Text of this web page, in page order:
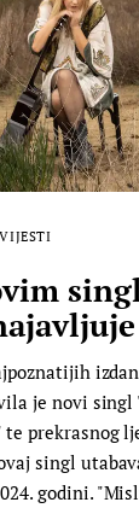
VIJESTI
je novi singl
te prekrasnog
singl
godini.